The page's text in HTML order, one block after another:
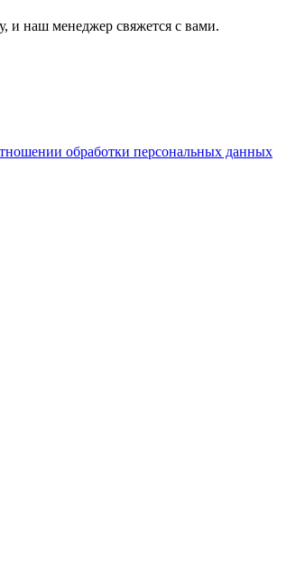
и наш менеджер свяжется с вами.
обработки персональных данных